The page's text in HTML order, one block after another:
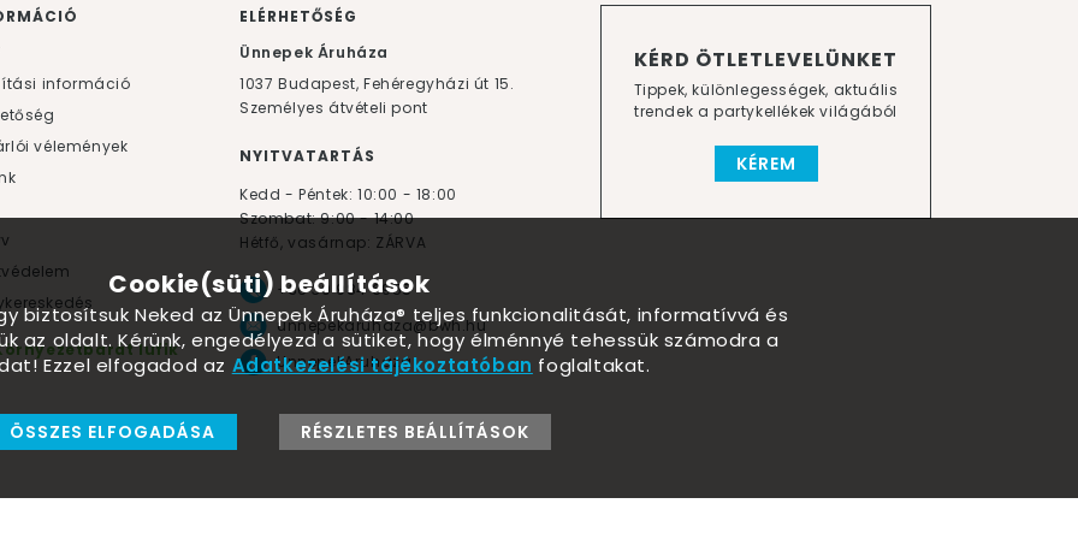
KÉRD ÖTLETLEVELÜNKET
Tippek, különlegességek, aktuális
trendek a partykellékek világából
KÉREM
információ
vélemények
lufik
ELÉRHETŐSÉG
Ünnepek Áruháza
1037 Budapest, Fehéregyházi út 15.
Személyes átvételi pont
NYITVATARTÁS
Kedd - Péntek: 10:00 - 18:00
Szombat: 9:00 - 14:00
Hétfő, vasárnap: ZÁRVA
+36 30 984 6955
unnepekaruhaza@bwh.hu
UnnepekAruhaza
Cookie(süti) beállítások
biztosítsuk Neked az Ünnepek Áruháza® teljes funkcionalitását, informatívvá és
az oldalt. Kérünk, engedélyezd a sütiket, hogy élménnyé tehessük számodra a
Ezzel elfogadod az Adatkezelési tájékoztatóban foglaltakat.
ÖSSZES ELFOGADÁSA RÉSZLETES BEÁLLÍTÁSOK